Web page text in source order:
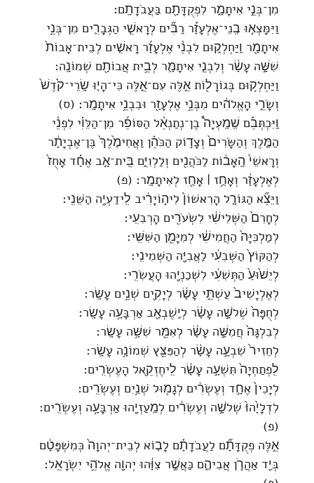
מִן־בְּנֵ֣י אִיתָמָ֑ר לִפְקֻדָּתָ֖ם בַּעֲבֹדָתָֽם׃
וַיִּמָּצְא֣וּ בְֽנֵי־אֶלְעָזָ֡ר רַבִּ֞ים לְרָאשֵׁ֧י הַגְּבָרִ֛ים מִן־בְּנֵ֥י
אִיתָמָ֖ר וַֽיַּחְלְק֑וּם לִבְנֵ֨י אֶלְעָזָ֜ר רָאשִׁ֤ים לְבֵית־אָבוֹת֙
שִׁשָּׁ֣ה עָשָׂ֔ר וְלִבְנֵ֧י אִיתָמָ֛ר לְבֵ֥ית אֲבוֹתָ֖ם שְׁמוֹנָֽה׃
וַיַּחְלְק֥וּם בְּגוֹרָל֖וֹת אֵ֣לֶּה עִם־אֵ֑לֶּה כִּי־הָי֤וּ שָֽׂרֵי־קֹ֙דֶשׁ֙
וְשָׂרֵ֣י הָאֱלֹהִ֔ים מִבְּנֵ֥י אֶלְעָזָ֖ר וּבִבְנֵ֥י אִיתָמָֽר׃ (ס)
וַֽיִּכְתְּבֵ֡ם שְֽׁמַֽעְיָה֩ בֶן־נְתַנְאֵ֨ל הַסּוֹפֵ֜ר מִן־הַלֵּוִ֗י לִפְנֵ֨י
הַמֶּ֤לֶךְ וְהַשָּׂרִים֙ וְצָד֣וֹק הַכֹּהֵ֗ן וַאֲחִימֶ֙לֶךְ֙ בֶּן־אֶבְיָתָ֔ר
וְרָאשֵׁי֙ הָֽאָב֔וֹת לַכֹּהֲנִ֖ים וְלַלְוִיִּ֑ם בֵּֽית־אָ֣ב אֶחָ֗ד אָחֻז֙
לְאֶלְעָזָ֔ר וְאָחֻ֥ז ׀ אָחֻ֖ז לְאִיתָמָֽר׃ (פ)
וַיֵּצֵ֞א הַגּוֹרָ֤ל הָרִאשׁוֹן֙ לִיה֣וֹיָרִ֔יב לִֽידַעְיָ֖ה הַשֵּׁנִֽי׃
לְחָרִם֙ הַשְּׁלִישִׁ֔י לִשְׂעֹרִ֖ים הָרְבִעִֽי׃
לְמַלְכִּיָּה֙ הַחֲמִישִׁ֔י לְמִיָּמִ֖ן הַשִּׁשִּֽׁי׃
לְהַקּוֹץ֙ הַשְּׁבִעִ֔י לַאֲבִיָּ֖ה הַשְּׁמִינִֽי׃
לְיֵשׁ֙וּעַ֙ הַתְּשִׁעִ֔י לִשְׁכַנְיָ֖הוּ הָעֲשִׂרִֽי׃
לְאֶלְיָשִׁיב֙ עַשְׁתֵּ֣י עָשָׂ֔ר לְיָקִ֖ים שְׁנֵ֥ים עָשָֽׂר׃
לְחֻפָּה֙ שְׁלֹשָׁ֣ה עָשָׂ֔ר לְיֶֽשֶׁבְאָ֖ב אַרְבָּעָ֥ה עָשָֽׂר׃
לְבִלְגָּה֙ חֲמִשָּׁ֣ה עָשָׂ֔ר לְאִמֵּ֖ר שִׁשָּׁ֥ה עָשָֽׂר׃
לְחֵזִיר֙ שִׁבְעָ֣ה עָשָׂ֔ר לְהַפִּצֵּ֖ץ שְׁמוֹנָ֥ה עָשָֽׂר׃
לִֽפְתַחְיָה֙ תִּשְׁעָ֣ה עָשָׂ֔ר לִֽיחֶזְקֵ֖אל הָעֶשְׂרִֽים׃
לְיָכִין֙ אֶחָ֣ד וְעֶשְׂרִ֔ים לְגָמ֖וּל שְׁנַ֥יִם וְעֶשְׂרִֽים׃
לִדְלָיָ֙הוּ֙ שְׁלֹשָׁ֣ה וְעֶשְׂרִ֔ים לְמַֽעַזְיָ֖הוּ אַרְבָּעָ֥ה וְעֶשְׂרִֽים׃
(פ)
אֵ֣לֶּה פְקֻדָּתָ֞ם לַעֲבֹדָתָ֗ם לָב֤וֹא לְבֵית־יְהוָה֙ כְּמִשְׁפָּטָ֔ם
בְּיַ֖ד אַהֲרֹ֣ן אֲבִיהֶ֑ם כַּאֲשֶׁ֣ר צִוָּ֔הוּ יְהוָ֖ה אֱלֹהֵ֥י יִשְׂרָאֵֽל׃